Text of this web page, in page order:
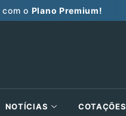
com o Plano Premium!
NOTÍCIAS COTAÇÕES